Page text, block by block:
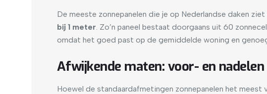
De meeste zonnepanelen die je op Nederlandse daken
bij 1 meter . Zo’n paneel bestaat doorgaans uit 60
omdat het goed past op de gemiddelde woning en
Afwijkende maten: voor- en nadelen
Hoewel de standaardafmetingen zonnepanelen het meest